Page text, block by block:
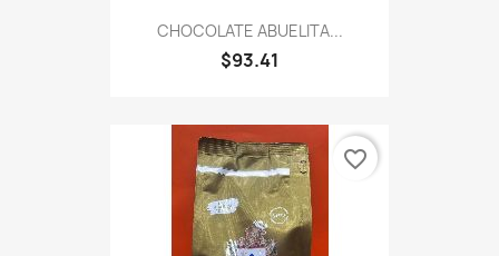
CHOCOLATE ABUELITA...
$93.41
favorite_border